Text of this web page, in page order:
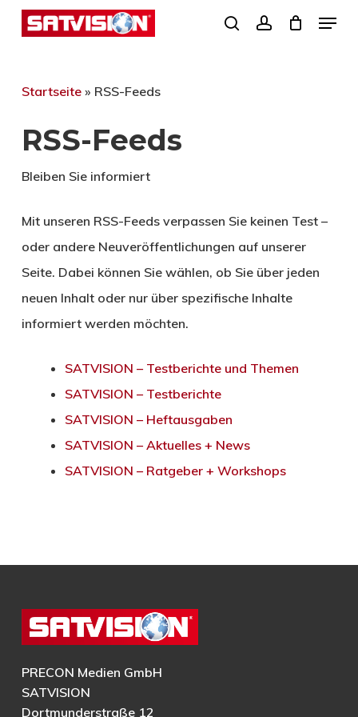
Skip
content
search
Menu
Startseite» RSS-Feeds
RSS-Feeds
Bleiben Sie informiert
Mit unseren RSS-Feeds verpassen Sie keinen Test –
oder andere Neuveröffentlichungen auf unserer
Seite. Dabei können Sie wählen, ob Sie über jeden
neuen Inhalt oder nur über spezifische Inhalte
informiert werden möchten.
SATVISION – Testberichte und Themen
SATVISION – Testberichte
SATVISION – Heftausgaben
SATVISION – Aktuelles + News
SATVISION – Ratgeber + Workshops
PRECON Medien GmbH
SATVISION
Dortmunderstraße 12